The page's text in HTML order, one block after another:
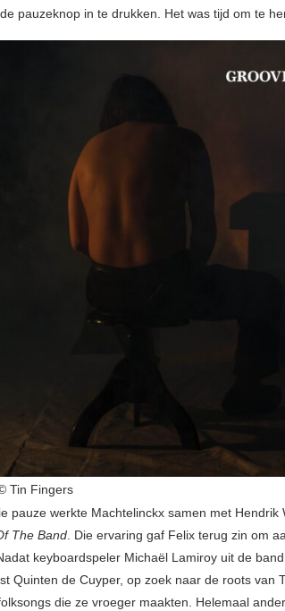
pauzeknop in te drukken. Het was tijd om te
Tin Fingers
pauze werkte Machtelinckx samen met Hendrik
The Band. Die ervaring gaf Felix terug zin om
keyboardspeler Michaël Lamiroy uit de
Quinten de Cuyper, op zoek naar de roots van
die ze vroeger maakten. Helemaal